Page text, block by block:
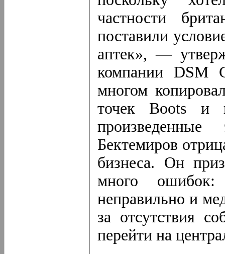
частности
поставили
аптек», —
компании DSM
многом
точек Boots и
Бектемиров
бизнеса. Он
много
неправильно и
за отсутствия
перейти на